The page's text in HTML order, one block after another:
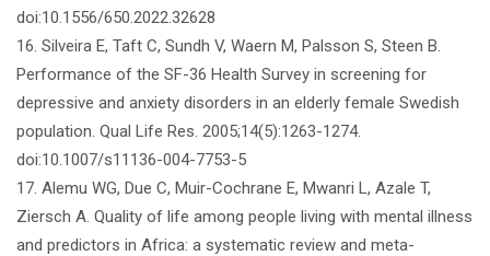
doi:10.1556/650.2022.32628
16. Silveira E, Taft C, Sundh V, Waern M, Palsson S, Steen B.
Performance of the SF-36 Health Survey in screening for
depressive and anxiety disorders in an elderly female Swedish
population. Qual Life Res. 2005;14(5):1263-1274.
doi:10.1007/s11136-004-7753-5
17. Alemu WG, Due C, Muir-Cochrane E, Mwanri L, Azale T,
Ziersch A. Quality of life among people living with mental illness
and predictors in Africa: a systematic review and meta-